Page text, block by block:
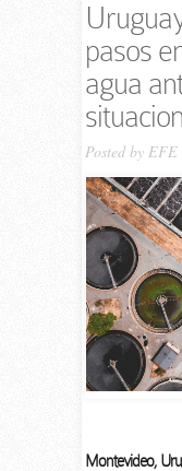
pasos
agua
Posted by EFE
Montevideo,